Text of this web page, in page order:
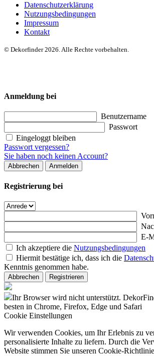
Datenschutzerklärung
Nutzungsbedingungen
Impressum
Kontakt
© Dekorfinder 2026. Alle Rechte vorbehalten.
Anmeldung bei
Benutzername
Passwort
Eingeloggt bleiben
Passwort vergessen?
Sie haben noch keinen Account?
Abbrechen Anmelden
Registrierung bei
E-
Ich akzeptiere die Nutzungsbedingungen
Hiermit bestätige ich, dass ich die
Kenntnis genommen habe.
Abbrechen Registrieren
Ihr Browser wird nicht unterstützt.
besten in Chrome, Firefox, Edge und Safari
Cookie Einstellungen
Wir verwenden Cookies, um Ihr Erlebnis zu
personalisierte Inhalte zu liefern. Durch die
Website stimmen Sie unseren Cookie-